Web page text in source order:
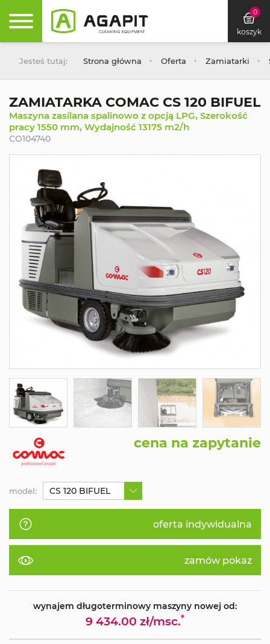
0
koszyk
Jesteś tutaj: Strona główna Oferta Zamiatarki
ZAMIATARKA COMAC CS 120 BIFUEL
Maszyna zasilana spalinowo z opcją LPG, Szerokość
pracy 1550 mm, Wydajność 13175 m2/h
CO104740
cena na zapytanie
oferta indywidualna
zamów pokaz
model: CS 120 BIFUEL
wynajem długoterminowy maszyny nowej od:
9 434.00 zł/msc.*